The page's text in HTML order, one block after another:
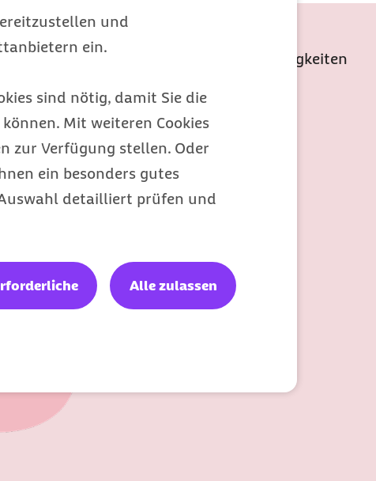
und
ein.
sind nötig, damit Sie die
Mit weiteren Cookies
zur Verfügung stellen. Oder
ein besonders gutes
detailliert prüfen und
Alle zulassen
exklusive Barmer Services und Neuigkeiten